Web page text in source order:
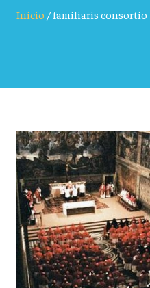
Inicio/familiaris consortio